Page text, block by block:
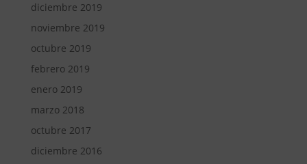
diciembre 2019
noviembre 2019
octubre 2019
febrero 2019
enero 2019
marzo 2018
octubre 2017
diciembre 2016